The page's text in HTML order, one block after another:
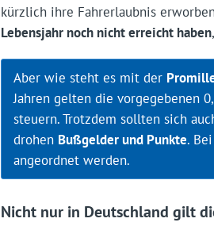
kürzlich ihre Fahrerlaubnis
Lebensjahr noch nicht erreicht haben
Aber wie steht es mit der
Jahren gelten die vorgegebenen
steuern. Trotzdem sollten sich
drohen Bußgelder und Punkte.
angeordnet werden.
Nicht nur in Deutschland gilt